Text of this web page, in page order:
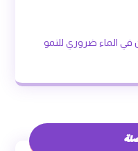
في الماء ضروري للنمو